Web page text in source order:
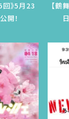
回》5月23
開！
【鶴